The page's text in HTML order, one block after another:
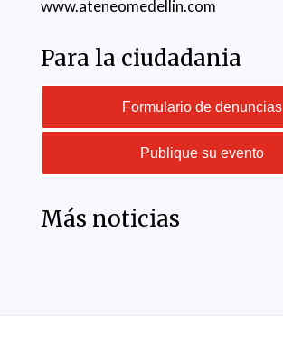
www.ateneomedellin.com
Para la ciudadania
Formulario de denuncias
Publique su evento
Más noticias